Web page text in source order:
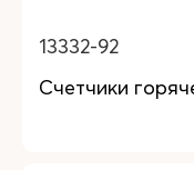
13332-92
Счетчики